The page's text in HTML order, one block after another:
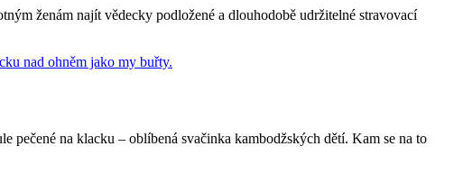
ženám najít vědecky podložené a dlouhodobě udržitelné stravovací
na klacku – oblíbená svačinka kambodžských dětí. Kam se na to